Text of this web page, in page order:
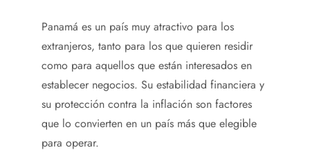
Panamá es un país muy atractivo para los
extranjeros, tanto para los que quieren residir
como para aquellos que están interesados en
establecer negocios. Su estabilidad financiera y
su protección contra la inflación son factores
que lo convierten en un país más que elegible
para operar.